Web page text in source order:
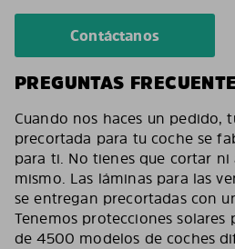
Contáctanos
PREGUNTAS
Cuando nos haces un pedido,
precortada para tu coche se
para ti. No tienes que cortar ni
mismo. Las láminas para las
se entregan precortadas con
Tenemos protecciones solares
de 4500 modelos de coches